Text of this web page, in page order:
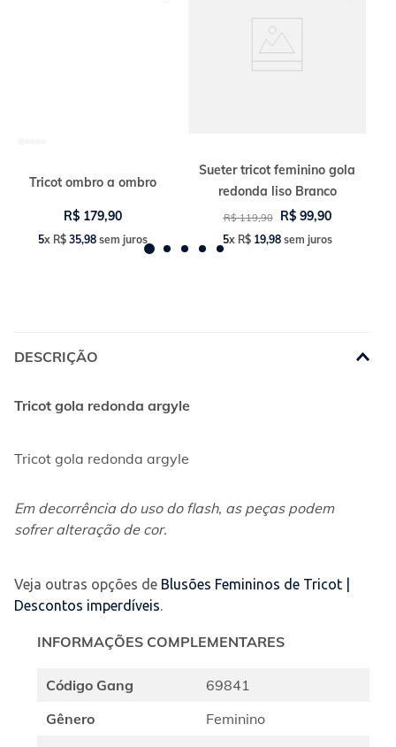
Tricot ombro a ombro
R$ 179,90
5x R$ 35,98sem juros
Sueter tricot feminino gola
redonda liso Branco
R$ 119,90 R$ 99,90
5x R$ 19,98sem juros
DESCRIÇÃO
Tricot gola redonda argyle
Tricot gola redonda argyle
Em decorrência do uso do flash, as peças podem
sofrer alteração de cor.
Veja outras opções de Blusões Femininos de Tricot |
Descontos imperdíveis.
INFORMAÇÕES COMPLEMENTARES
Código Gang
69841
Gênero
Feminino